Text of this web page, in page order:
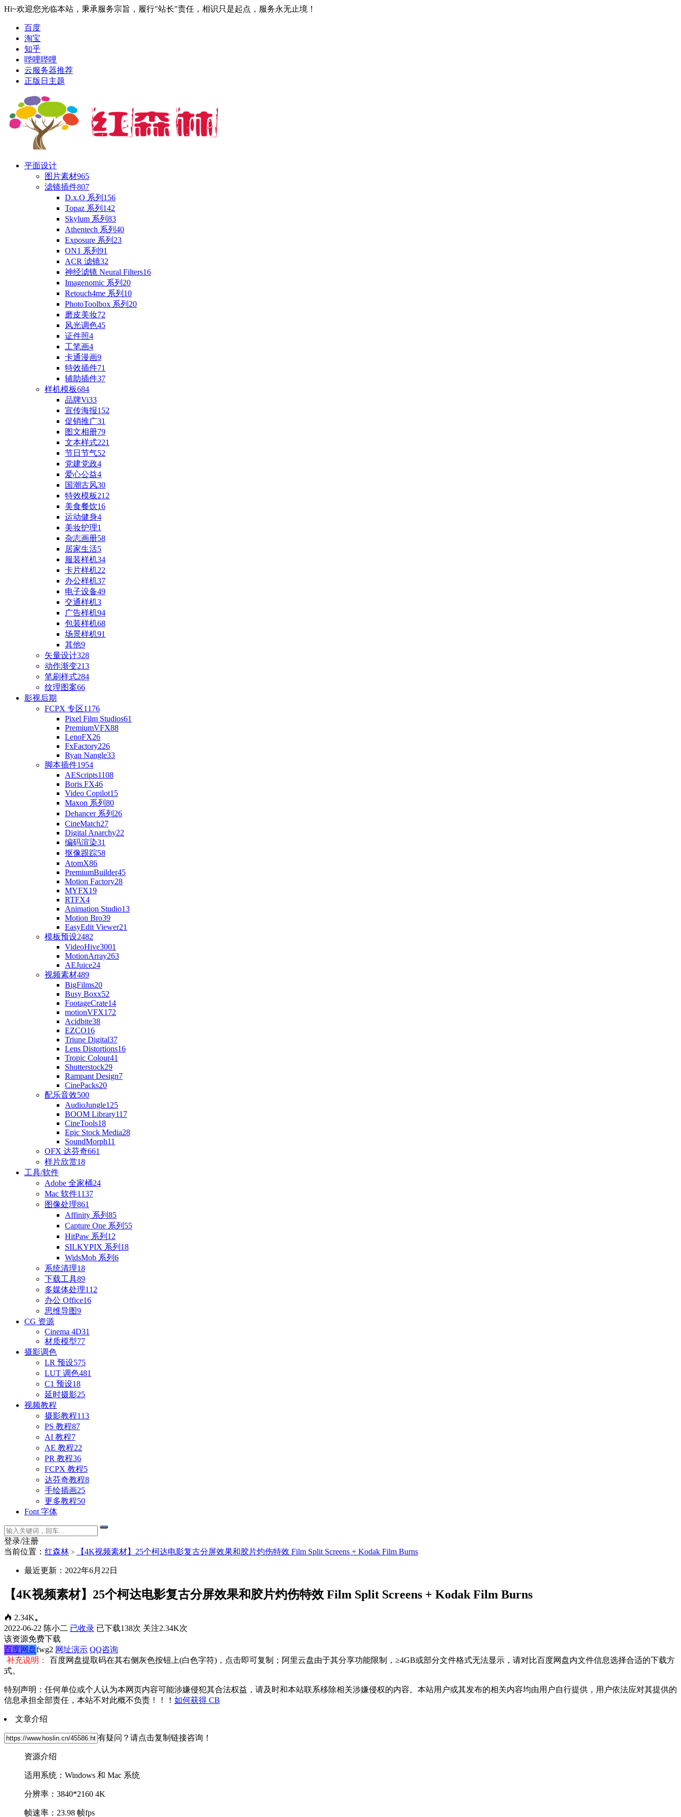
Hi~欢迎您光临本站，秉承服务宗旨，履行"站长"责任，相识只是起点，服务永无止境！
百度
淘宝
知乎
哔哩哔哩
云服务器推荐
正版日主题
平面设计
图片素材965
滤镜插件807
D.x.O 系列 156
Topaz 系列 142
Skylum 系列 83
Athentech 系列 40
Exposure 系列 23
ON1 系列 91
ACR 滤镜32
神经滤镜 Neural Filters16
Imagenomic 系列 20
Retouch4me 系列 10
PhotoToolbox 系列 20
磨皮美妆72
风光调色45
证件照4
工笔画4
卡通漫画9
特效插件71
辅助插件37
样机模板684
品牌Vi33
宣传海报152
促销推广31
图文相册79
文本样式221
节日节气52
党建党政4
爱心公益4
国潮古风30
特效模板212
美食餐饮16
运动健身4
美妆护理1
杂志画册58
居家生活5
服装样机34
卡片样机22
办公样机37
电子设备49
交通样机3
广告样机94
包装样机68
场景样机91
其他9
矢量设计328
动作渐变213
笔刷样式284
纹理图案66
影视后期
FCPX 专区1176
Pixel Film Studios61
PremiumVFX88
LenoFX26
FxFactory226
Ryan Nangle33
脚本插件1954
AEScripts1108
Boris FX46
Video Copilot15
Maxon 系列 80
Dehancer 系列 26
CineMatch27
Digital Anarchy22
编码渲染31
抠像跟踪58
AtomX86
PremiumBuilder45
Motion Factory28
MYFX19
RTFX4
Animation Studio13
Motion Bro39
EasyEdit Viewer21
模板预设2482
VideoHive3001
MotionArray263
AEJuice24
视频素材489
BigFilms20
Busy Boxx52
FootageCrate14
motionVFX172
Acidbite38
EZCO16
Triune Digital37
Lens Distortions16
Tropic Colour41
Shutterstock29
Rampant Design7
CinePacks20
配乐音效500
AudioJungle125
BOOM Library117
CineTools18
Epic Stock Media28
SoundMorph11
OFX 达芬奇661
样片欣赏18
工具/软件
Adobe 全家桶24
Mac 软件1137
图像处理861
Affinity 系列 85
Capture One 系列 55
HitPaw 系列 12
SILKYPIX 系列 18
WidsMob 系列 6
系统清理18
下载工具89
多媒体处理112
办公 Office16
思维导图9
CG 资源
Cinema 4D31
材质模型77
摄影调色
LR 预设575
LUT 调色481
C1 预设18
延时摄影25
视频教程
摄影教程113
PS 教程87
AI 教程7
AE 教程22
PR 教程36
FCPX 教程5
达芬奇教程8
手绘插画25
更多教程50
Font 字体
登录/注册
当前位置： 红森林 > 【4K视频素材】25个柯达电影复古分屏效果和胶片灼伤特效 Film Split Screens + Kodak Film Burns
最近更新：2022年6月22日
【4K视频素材】25个柯达电影复古分屏效果和胶片灼伤特效 Film Split Screens + Kodak Film Burns
2.34K。
2022-06-22 陈小二 已收录 已下载138次 关注2.34K次
该资源免费下载
百度网盘fwg2 网址演示 QQ咨询
补充说明：
百度网盘提取码在其右侧灰色按钮上(白色字符)，点击即可复制；阿里云盘由于其分享功能限制，≥4GB或部分文件格式无法显示，请对比百度网盘内文件信息选择合适的下载方
式。
特别声明：任何单位或个人认为本网页内容可能涉嫌侵犯其合法权益，请及时和本站联系移除相关涉嫌侵权的内容。本站用户或其发布的相关内容均由用户自行提供，用户依法应对其提供的
信息承担全部责任，本站不对此概不负责！！！ 如何获得 CB
文章介绍
有疑问？请点击复制链接咨询！
资源介绍
适用系统：Windows 和 Mac 系统
分辨率：3840*2160 4K
帧速率：23.98 帧fps